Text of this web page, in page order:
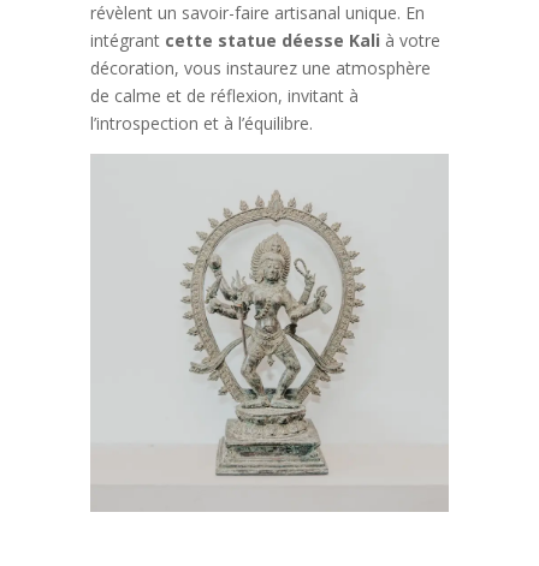
révèlent un savoir-faire artisanal unique. En
intégrant cette statue déesse Kali à votre
décoration, vous instaurez une atmosphère
de calme et de réflexion, invitant à
l’introspection et à l’équilibre.